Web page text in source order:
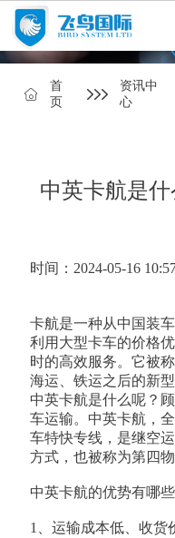
首
页
资讯中
心
中英卡航是
时间：2024-05-16
卡航是一种从中国装
利用大型卡车的价格
时的高效服务。它被
海运、铁运之后的新型
中英卡航是什么呢？
车运输。中英卡航，
车特快专线，是继空
方式，也被称为第四物
中英卡航的优势有哪些
1、运输成本低、收货